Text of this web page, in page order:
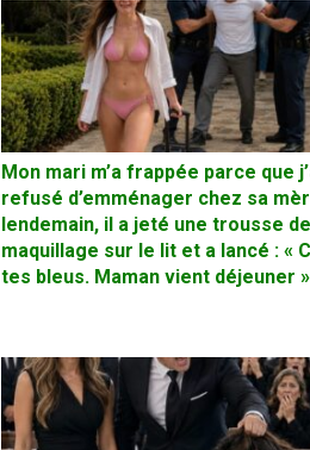
Mon mari m’a frappée parce que
refusé d’emménager chez sa
lendemain, il a jeté une trousse de
maquillage sur le lit et a lancé : «
tes bleus. Maman vient déjeuner »